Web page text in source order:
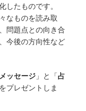
したものです。
なものを読み取
問題点との向き合
今後の方向性など
ッセージ 」と「占
をプレゼントしま